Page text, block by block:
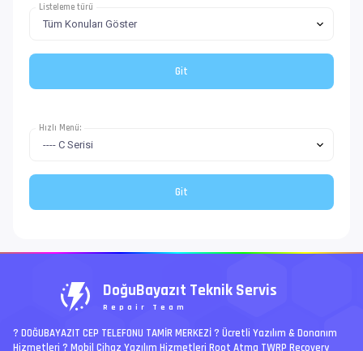
Listeleme türü
Hızlı Menü:
DoğuBayazıt Teknik Servis
Repair Team
? DOĞUBAYAZIT CEP TELEFONU TAMİR MERKEZİ ?️ Ücretli Yazılım & Donanım
Hizmetleri ? Mobil Cihaz Yazılım Hizmetleri Root Atma TWRP Recovery